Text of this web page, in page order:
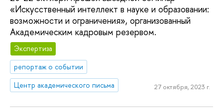
«Искусственный интеллект в науке и образовании:
возможности и ограничения», организованный
Академическим кадровым резервом.
Экспертиза
репортаж о событии
Центр академического письма
27 октября, 2023 г.